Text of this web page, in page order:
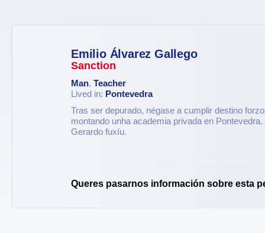
Emilio Álvarez Gallego
Sanction
Man, Teacher
Lived in: Pontevedra
Tras ser depurado, négase a cumplir destino
montando unha academia privada en
Gerardo fuxíu.
Queres pasarnos información sobre esta